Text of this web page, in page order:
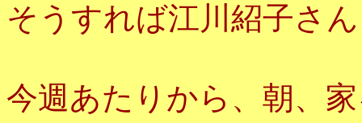
そうすれば江川紹子さ
今週あたりから、朝、